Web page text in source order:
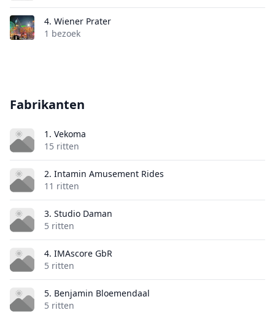
4. Wiener Prater
1 bezoek
Fabrikanten
1. Vekoma
15 ritten
2. Intamin Amusement Rides
11 ritten
3. Studio Daman
5 ritten
4. IMAscore GbR
5 ritten
5. Benjamin Bloemendaal
5 ritten